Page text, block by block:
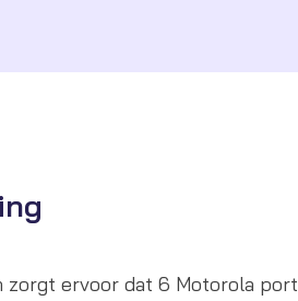
zorgt ervoor dat 6 Motorola